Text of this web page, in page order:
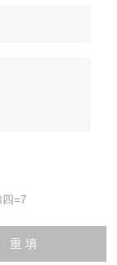
=7